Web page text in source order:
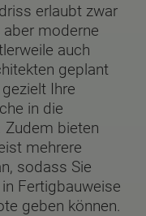
erlaubt zwar
moderne
auch
geplant
Ihre
in die
Zudem bieten
mehrere
sodass Sie
Fertigbauweise
geben können.